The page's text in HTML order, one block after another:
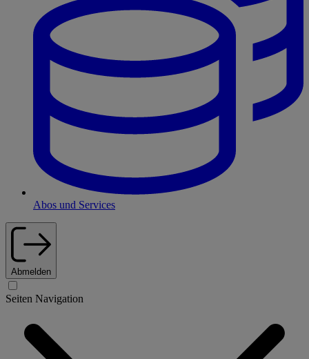
Abos und Services
Abmelden
Seiten Navigation